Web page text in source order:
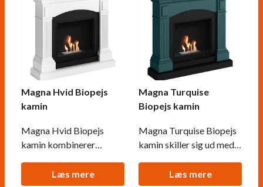
Magna Hvid Biopejs
kamin
Magna Hvid Biopejs
kamin kombinerer
røgfri varme fra
Læs mere
Magna Turquise
Biopejs kamin
Magna Turquise Biopejs
kamin skiller sig ud med
røgfri varme. Denne
Læs mere